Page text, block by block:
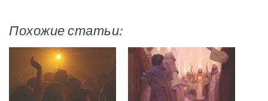
Похожие статьи: